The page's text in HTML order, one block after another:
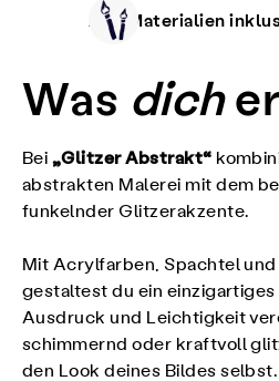
Alle Materialien
Was dich
Bei „Glitzer Abstrakt“
abstrakten Malerei mit dem
funkelnder Glitzerakzente.
Mit Acrylfarben, Spachtel
gestaltest du ein einzigartiges
Ausdruck und Leichtigkeit
schimmernd oder kraftvoll
den Look deines Bildes